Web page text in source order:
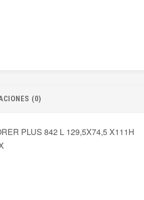
(0)
PLUS 842 L 129,5X74,5 X111H